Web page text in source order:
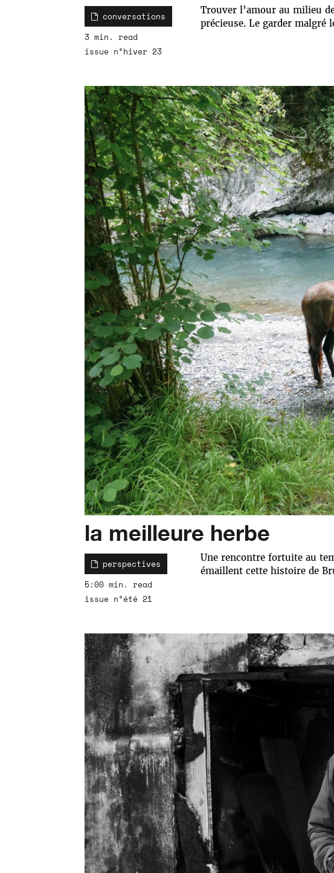
conversations
3 min. read
issue n°hiver 23
Trouver l’amour au milieu
précieuse. Le garder malgré
la meilleure herbe
perspectives
5:00 min. read
issue n°été 21
Une rencontre fortuite au
émaillent cette histoire de